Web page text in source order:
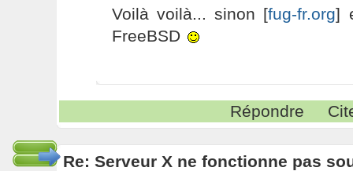
Voilà voilà... sinon [fug-fr.org]
FreeBSD
Répondre
Re: Serveur X ne fonctionne pas